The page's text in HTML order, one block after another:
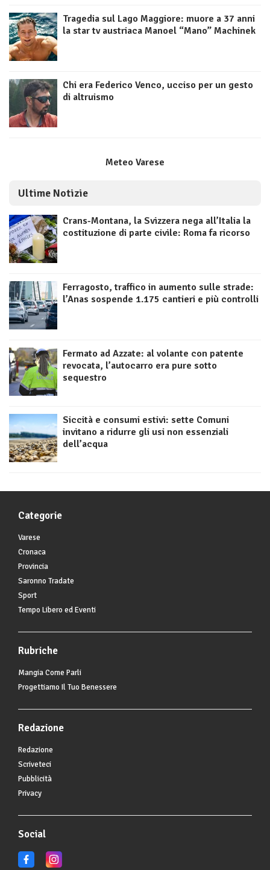
Tragedia sul Lago Maggiore: muore a 37 anni
la star tv austriaca Manoel “Mano” Machinek
Chi era Federico Venco, ucciso per un gesto
di altruismo
Meteo Varese
Ultime Notizie
Crans-Montana, la Svizzera nega all’Italia la
costituzione di parte civile: Roma fa ricorso
Ferragosto, traffico in aumento sulle strade:
l’Anas sospende 1.175 cantieri e più controlli
Fermato ad Azzate: al volante con patente
revocata, l’autocarro era pure sotto
sequestro
Siccità e consumi estivi: sette Comuni
invitano a ridurre gli usi non essenziali
dell’acqua
Categorie
Varese
Cronaca
Provincia
Saronno Tradate
Sport
Tempo Libero ed Eventi
Rubriche
Mangia Come Parli
Progettiamo Il Tuo Benessere
Redazione
Redazione
Scriveteci
Pubblicità
Privacy
Social